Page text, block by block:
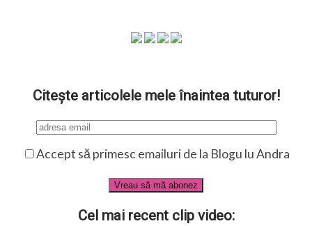
Citește articolele mele înaintea tuturor!
Accept să primesc emailuri de la Blogu lu Andra
Cel mai recent clip video: